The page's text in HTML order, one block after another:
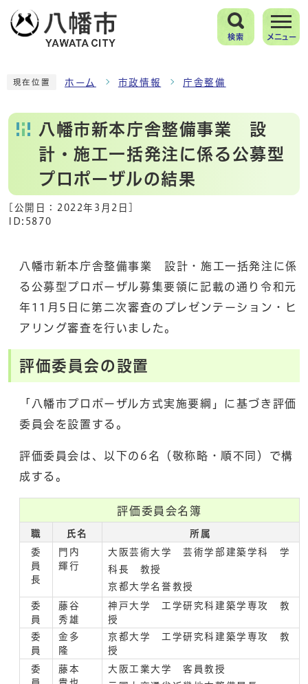
検索 メニュー
現在位置 ホーム 市政情報 庁舎整備
八幡市新本庁舎整備事業 設
計・施工一括発注に係る公募型
プロポーザルの結果
[公開日： 2022年3月2日
ID:5870
八幡市新本庁舎整備事業 設計・施工一括発注に係
る公募型プロポーザル募集要領に記載の通り令和元
年11月5日に第二次審査のプレゼンテーション・ヒ
アリング審査を行いました。
評価委員会の設置
「八幡市プロポーザル方式実施要綱」に基づき評価
委員会を設置する。
評価委員会は、以下の6名（敬称略・順不同）で構
成する。
評価委員会名簿
職 氏名
所属
委
員
長
門内
輝行
大阪芸術大学 芸術学部建築学科 学
科長 教授
京都大学名誉教授
委
員
藤谷
秀雄
神戸大学 工学研究科建築学専攻 教
授
委
員
金多
隆
京都大学 工学研究科建築学専攻 教
授
委
藤本
大阪工業大学 客員教授